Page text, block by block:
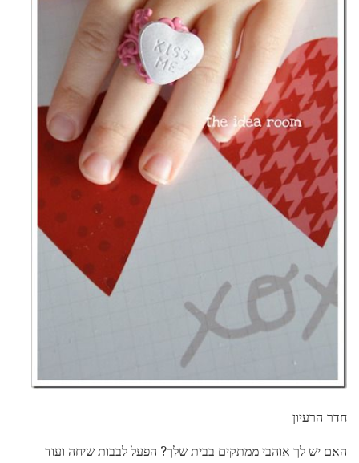
חדר הרעיון
האם יש לך אוהבי ממתקים בבית שלך? הפעל לבבות שיחה ועוד